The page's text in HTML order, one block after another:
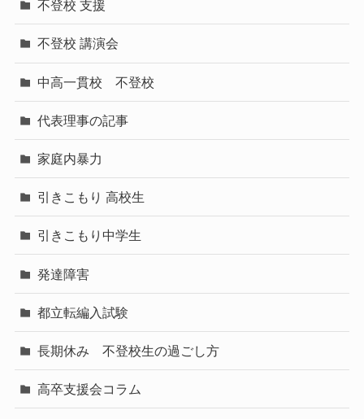
不登校 支援
不登校 講演会
中高一貫校 不登校
代表理事の記事
家庭内暴力
引きこもり 高校生
引きこもり中学生
発達障害
都立転編入試験
長期休み 不登校生の過ごし方
高卒支援会コラム